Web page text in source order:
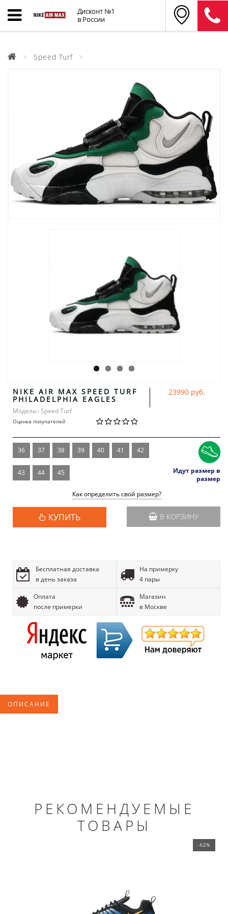
Дисконт №1
в России
Speed Turf
NIKE AIR MAX SPEED TURF
PHILADELPHIA EAGLES
Модель:: Speed Turf
Оценка покупателей
23990 руб.
36 37 38 39 40 41 42
43 44 45
Идут размер в
размер
Как определить свой размер?
КУПИТЬ В КОРЗИНУ
Бесплатная доставка
в день заказа
На примерку
4 пары
Оплата
после примерки
Магазин
в Москве
ОПИСАНИЕ
РЕКОМЕНДУЕМЫЕ
ТОВАРЫ
-62%